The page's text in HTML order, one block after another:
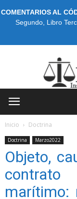
COMENTARIOS AL
Segundo, Libro
Inicio Doctrina
Doctrina Marzo2022
Objeto,
marítimo: